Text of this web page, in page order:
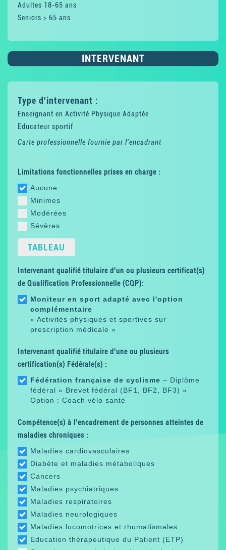
Adultes 18-65 ans
Seniors > 65 ans
INTERVENANT
Type d'intervenant :
Enseignant en Activité Physique Adaptée
Educateur sportif
Carte professionnelle fournie par l'encadrant
Limitations fonctionnelles prises en charge :
Aucune
Minimes
Modérées
Sévères
TABLEAU
Intervenant qualifié titulaire d'un ou plusieurs certificat(s)
de Qualification Professionnelle (CQP):
Moniteur en sport adapté avec l'option
complémentaire
« Activités physiques et sportives sur
prescription médicale »
Intervenant qualifié titulaire d'une ou plusieurs
certification(s) Fédérale(s) :
Fédération française de cyclisme – Diplôme
fédéral « Brevet fédéral (BF1, BF2, BF3) »
Option : Coach vélo santé
Compétence(s) à l'encadrement de personnes atteintes de
maladies chroniques :
Maladies cardiovasculaires
Diabète et maladies métaboliques
Cancers
Maladies psychiatriques
Maladies respiratoires
Maladies neurologiques
Maladies locomotrices et rhumatismales
Education thérapeutique du Patient (ETP)